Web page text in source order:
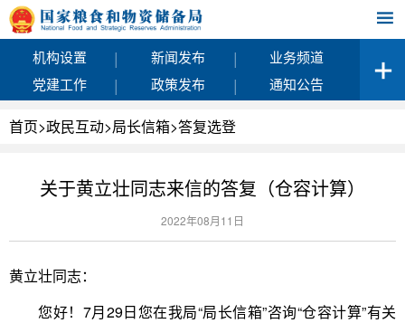
机构设置 | 新闻发布 |
业务频道
党建工作
| 政策发布 | 通知公告
首页>政民互动>局长信箱>答复选登
关于黄立壮同志来信的答复（仓容计算）
2022年08月11日
黄立壮同志：
您好！7月29日您在我局“局长信箱”咨询“仓容计算”有关